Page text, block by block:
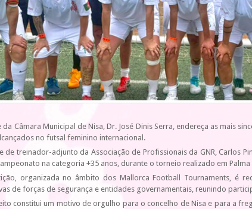
da Câmara Municipal de Nisa, Dr. José Dinis Serra, endereça as mais
no futsal feminino internacional.
de treinador-adjunto da Associação de Profissionais da GNR, Carlos
na categoria +35 anos, durante o torneio realizado em
organizada no âmbito dos Mallorca Football Tournaments, é
de forças de segurança e entidades governamentais, reunindo
constitui um motivo de orgulho para o concelho de Nisa e para a